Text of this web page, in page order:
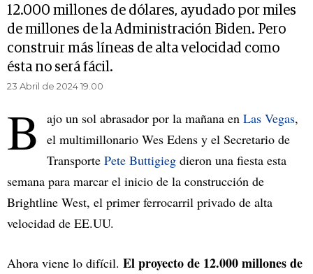
12.000 millones de dólares, ayudado por miles
de millones de la Administración Biden. Pero
construir más líneas de alta velocidad como
ésta no será fácil.
23 Abril de 2024 19.00
B ajo un sol abrasador por la mañana en Las Vegas,
el multimillonario Wes Edens y el Secretario de
Transporte Pete Buttigieg dieron una fiesta esta
semana para marcar el inicio de la construcción de
Brightline West, el primer ferrocarril privado de alta
velocidad de EE.UU.
Ahora viene lo difícil. El proyecto de 12.000 millones de